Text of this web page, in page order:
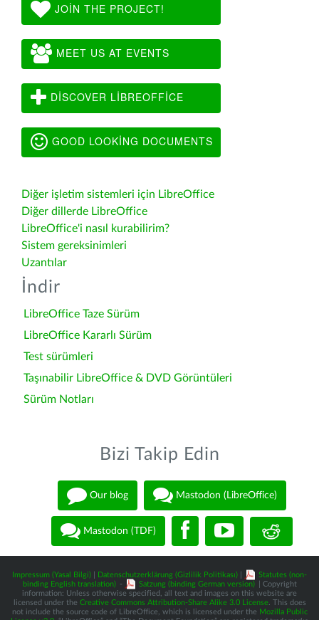
JOIN THE PROJECT!
MEET US AT EVENTS
DISCOVER LIBREOFFICE
GOOD LOOKING DOCUMENTS
Diğer işletim sistemleri için LibreOffice
Diğer dillerde LibreOffice
LibreOffice'i nasıl kurabilirim?
Sistem gereksinimleri
Uzantılar
İndir
LibreOffice Taze Sürüm
LibreOffice Kararlı Sürüm
Test sürümleri
Taşınabilir LibreOffice & DVD Görüntüleri
Sürüm Notları
Bizi Takip Edin
Our blog Mastodon (LibreOffice)
Mastodon (TDF)
Impressum (Yasal Bilgi) Datenschutzerklärung (Gizlilik Politikası)
Statutes (non-
binding English translation) - Satzung (binding German version)
| Copyright
information: Unless otherwise specified, all text and images on this website are
licensed under the Creative Commons Attribution-Share Alike 3.0 License. This does
not include the source code of LibreOffice, which is licensed under the Mozilla Public